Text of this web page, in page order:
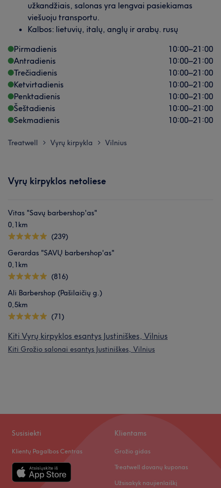
Mūsų klientų nuomonė apie darbuotoją: Ziko🇺🇲🇷🇺
🇪🇬(🇩🇪🇱🇹🤏)
Profesionalus
užkandžiais, salonas yra lengvai pasiekiamas
viešuoju transportu.
Kalbos: lietuvių, italų, anglų ir arabų. rusų
Pirmadienis
10:00–21:00
Antradienis
10:00–21:00
Trečiadienis
10:00–21:00
Ketvirtadienis
10:00–21:00
Penktadienis
10:00–21:00
Šeštadienis
10:00–21:00
Sekmadienis
10:00–21:00
Treatwell > Vyrų kirpykla > Vilnius
Vyrų kirpyklos netoliese
Vitas "Savų barbershop'as"
0,1km
(239)
Gerardas "SAVŲ barbershop'as"
0,1km
(816)
Ali Barbershop (Pašilaičių g.)
0,5km
(71)
Kiti Vyrų kirpyklos esantys Justiniškes, Vilnius
Kiti Grožio salonai esantys Justiniškes, Vilnius
Susisiekti
Klientų Pagalbos Centras
Klientams
Grožio gidas
Treatwell dovanų kuponas
Užsisakyk naujienlaiškį